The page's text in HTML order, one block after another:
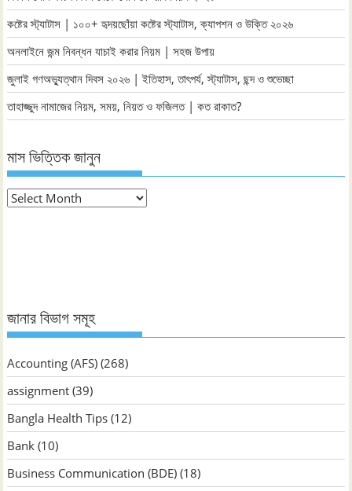
কষ্টের স্ট্যাটাস | ১০০+ হৃদয়ছোঁয়া কষ্টের স্ট্যাটাস, ক্যাপশন ও উক্তি ২০২৬
অনলাইনে জন্ম নিবন্ধন যাচাই করার নিয়ম | সহজ উপায়
জুলাই গণঅভ্যুত্থান দিবস ২০২৬ | ইতিহাস, তাৎপর্য, স্ট্যাটাস, ছন্দ ও শুভেচ্ছা
তাহাজ্জুদ নামাজের নিয়ম, সময়, নিয়ত ও ফজিলত | কত রাকাত?
মাস ভিত্তিক জানুন
মাস
জানার বিভাগ সমূহ
Accounting (AFS) (268)
assignment (39)
Bangla Health Tips (12)
Bank (10)
Business Communication (BDE) (18)